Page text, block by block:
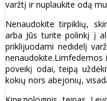
varžtį ir nuplaukite odą
Nenaudokite tirpiklių,
arba Jūs turite polinkį į
priklijuodami nedidelį
poveikį odai, teipą
kokių nors abejonių,